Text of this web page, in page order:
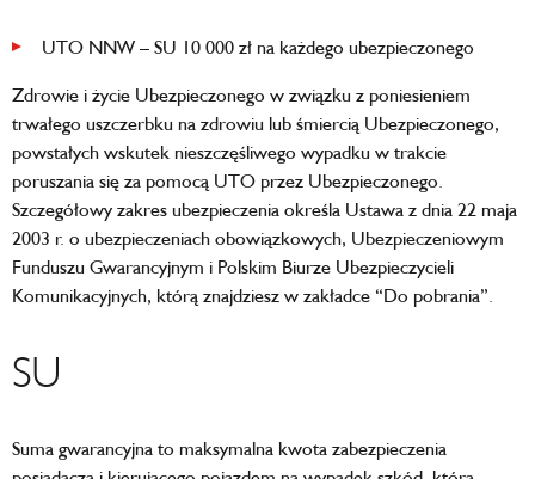
UTO NNW – SU 10 000 zł na każdego ubezpieczonego
Zdrowie i życie Ubezpieczonego w związku z poniesieniem
trwałego uszczerbku na zdrowiu lub śmiercią Ubezpieczonego,
powstałych wskutek nieszczęśliwego wypadku w trakcie
poruszania się za pomocą UTO przez Ubezpieczonego.
Szczegółowy zakres ubezpieczenia określa Ustawa z dnia 22 maja
2003 r. o ubezpieczeniach obowiązkowych, Ubezpieczeniowym
Funduszu Gwarancyjnym i Polskim Biurze Ubezpieczycieli
Komunikacyjnych, którą znajdziesz w zakładce “Do pobrania”.
SU
Suma gwarancyjna to maksymalna kwota zabezpieczenia